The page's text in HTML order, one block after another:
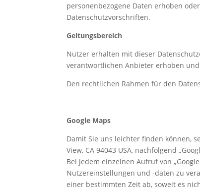
personenbezogene Daten erhoben
Datenschutzvorschriften.
Geltungsbereich
Nutzer erhalten mit dieser
verantwortlichen Anbieter erhoben
Den rechtlichen Rahmen für den
Google Maps
Damit Sie uns leichter finden können,
View, CA 94043 USA, nachfolgend
Bei jedem einzelnen Aufruf von
Nutzereinstellungen und -daten zu
einer bestimmten Zeit ab, soweit es